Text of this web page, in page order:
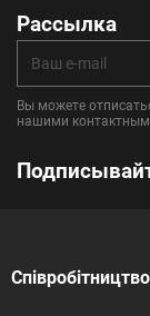
Рассылка
Вы можете
нашими
Співробітництво